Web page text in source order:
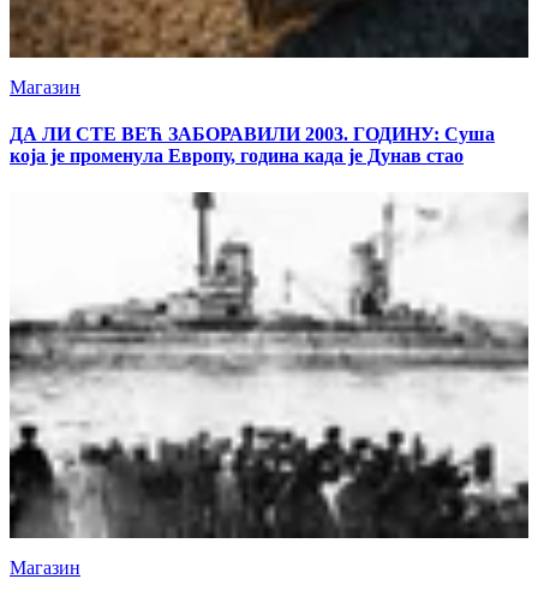
Магазин
ДА ЛИ СТЕ ВЕЋ ЗАБОРАВИЛИ 2003. ГОДИНУ: Суша
која је променула Европу, година када је Дунав стао
Магазин